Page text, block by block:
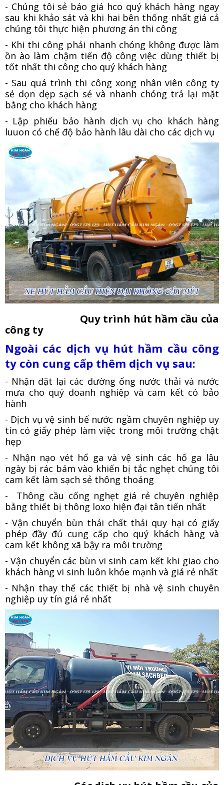
- Chúng tôi sẻ báo giá hco quý khách hàng ngay
sau khi khảo sát và khi hai bên thống nhất giá cả
chúng tôi thực hiện phương án thi công
- Khi thi công phải nhanh chóng không được làm
ồn ào làm chậm tiến độ công việc dùng thiết bị
tốt nhất thi công cho quý khách hàng
- Sau quá trình thi công xong nhân viên công ty
sẻ dọn dẹp sạch sẻ và nhanh chóng trả lại mặt
bằng cho khách hàng
- Lập phiếu bảo hành dịch vụ cho khách hàng
luuon có chế độ bảo hành lâu dài cho các dịch vụ
Quy trình hút hầm cầu của
công ty
Ngoài các dịch vụ hút hầm cầu công
ty còn cung cấp thêm dịch vụ sau:
- Nhận đặt lại các đường ống nước thải và nước
mưa cho quý doanh nghiệp và cam kết có bảo
hành
- Dịch vụ vệ sinh bể nước ngầm chuyên nghiệp uy
tín có giấy phép làm việc trong môi trường chật
hẹp
- Nhận nạo vét hố ga và vệ sinh các hố ga lâu
ngày bị rác bám vào khiến bị tắc nghẹt chúng tôi
cam kết làm sạch sẻ thông thoáng
- Thông cầu cống nghẹt giá rẻ chuyên nghiệp
bằng thiết bị thông loxo hiện đại tân tiến nhất
- Vận chuyển bùn thải chất thải quy hại có giấy
phép đầy đủ cung cấp cho quý khách hàng và
cam kết không xã bậy ra môi trường
- Vận chuyển các bùn vi sinh cam kết khi giao cho
khách hàng vi sinh luôn khỏe mạnh và giá rẻ nhất
- Nhận thay thế các thiết bị nhà vệ sinh chuyên
nghiệp uy tín giá rẻ nhất